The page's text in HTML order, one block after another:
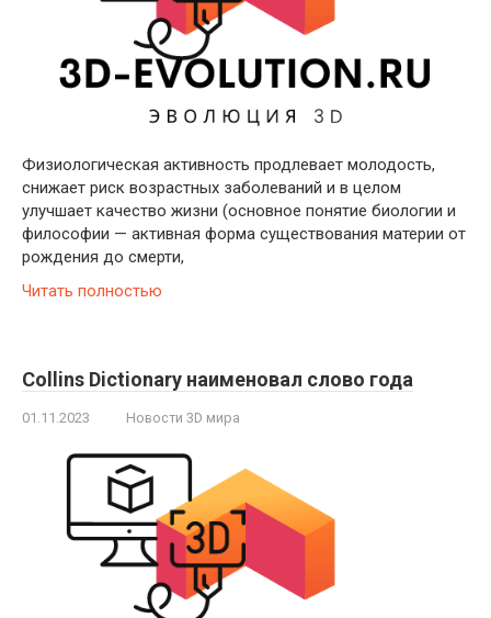
Физиологическая активность продлевает молодость,
снижает риск возрастных заболеваний и в целом
улучшает качество жизни (основное понятие биологии и
философии — активная форма существования материи от
рождения до смерти,
Читать полностью
Collins Dictionary наименовал слово года
01.11.2023 Новости 3D мира